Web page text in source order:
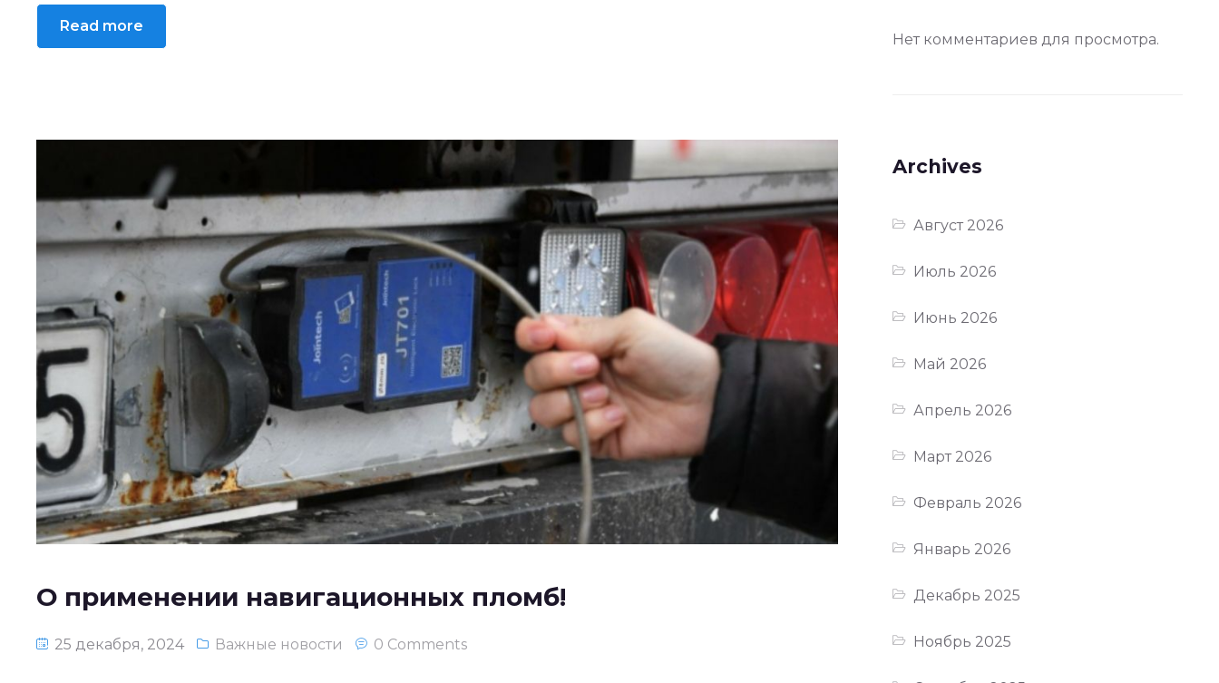
Read more
О применении навигационных пломб!
25 декабря, 2024 Важные новости 0 Comments
Нет комментариев для просмотра.
Archives
Август 2026
Июль 2026
Июнь 2026
Май 2026
Апрель 2026
Март 2026
Февраль 2026
Январь 2026
Декабрь 2025
Ноябрь 2025